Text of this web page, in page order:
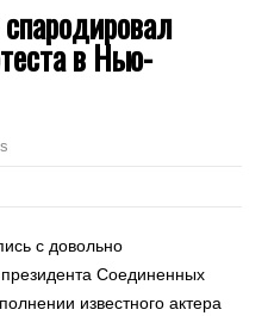
в Нью-
с довольно
Соединенных
известного актера